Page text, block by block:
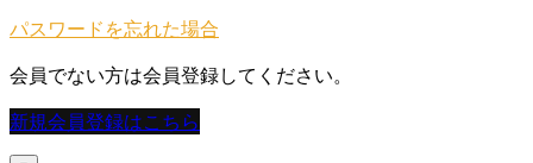
パスワードを忘れた場合
会員でない方は会員登録してください。
新規会員登録はこちら